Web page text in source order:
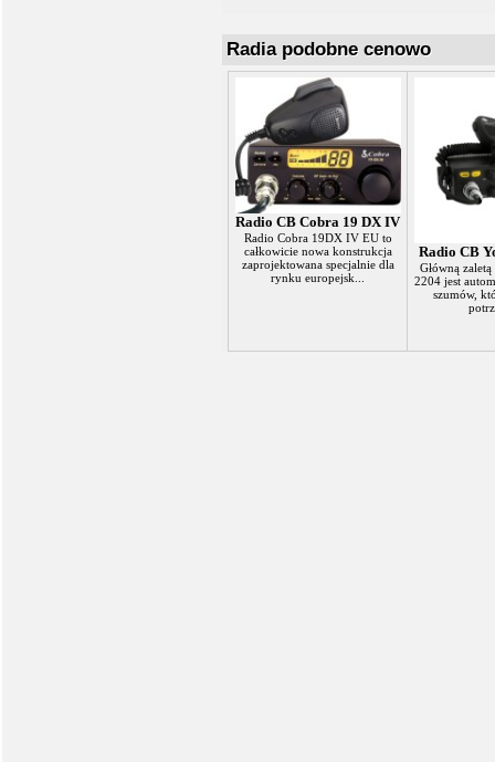
Radia podobne cenowo
Radio CB Cobra 19 DX IV
Radio Cobra 19DX IV EU to
całkowicie nowa konstrukcja
zaprojektowana specjalnie dla
rynku europejsk...
Radio CB
Główną
2204 jest
szumów,